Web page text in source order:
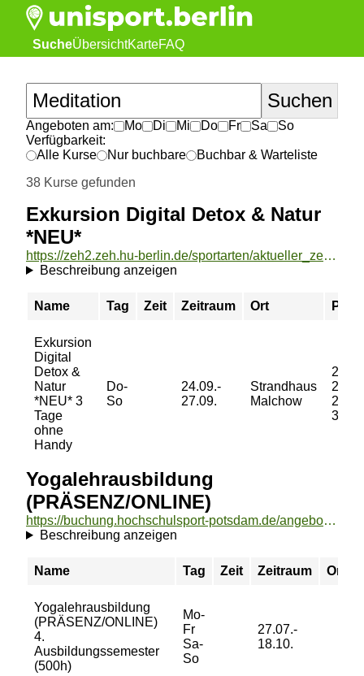
SucheÜbersichtKarteFAQ
Angeboten am: Mo Di Mi Do Fr Sa
So
Verfügbarkeit:
Alle Kurse
Nur buchbare
Buchbar & Warteliste
38 Kurse gefunden
Exkursion Digital Detox & Natur
*NEU*
https://zeh2.zeh.hu-berlin.de/sportarten/aktueller_zeitraum/_Exkursion_Digital_Detox__und__Natur__NEU_.html
Beschreibung anzeigen
Name Tag Zeit Zeitraum Ort Preis
Exkursion
Digital
Detox &
Natur
*NEU* 3
Tage
ohne
Handy
Do-
So
24.09.-
27.09.
Strandhaus
Malchow
229/
259/
299/
349 €
Yogalehrausbildung
(PRÄSENZ/ONLINE)
https://buchung.hochschulsport-potsdam.de/angebote/aktueller_zeitraum/_Yogalehrausbildung__PRAeSENZ_ONLINE_.html
Beschreibung anzeigen
Name Tag Zeit Zeitraum Ort
Yogalehrausbildung
(PRÄSENZ/ONLINE)
4.
Ausbildungssemester
(500h)
Mo-
Fr
Sa-
So
27.07.-
18.10.